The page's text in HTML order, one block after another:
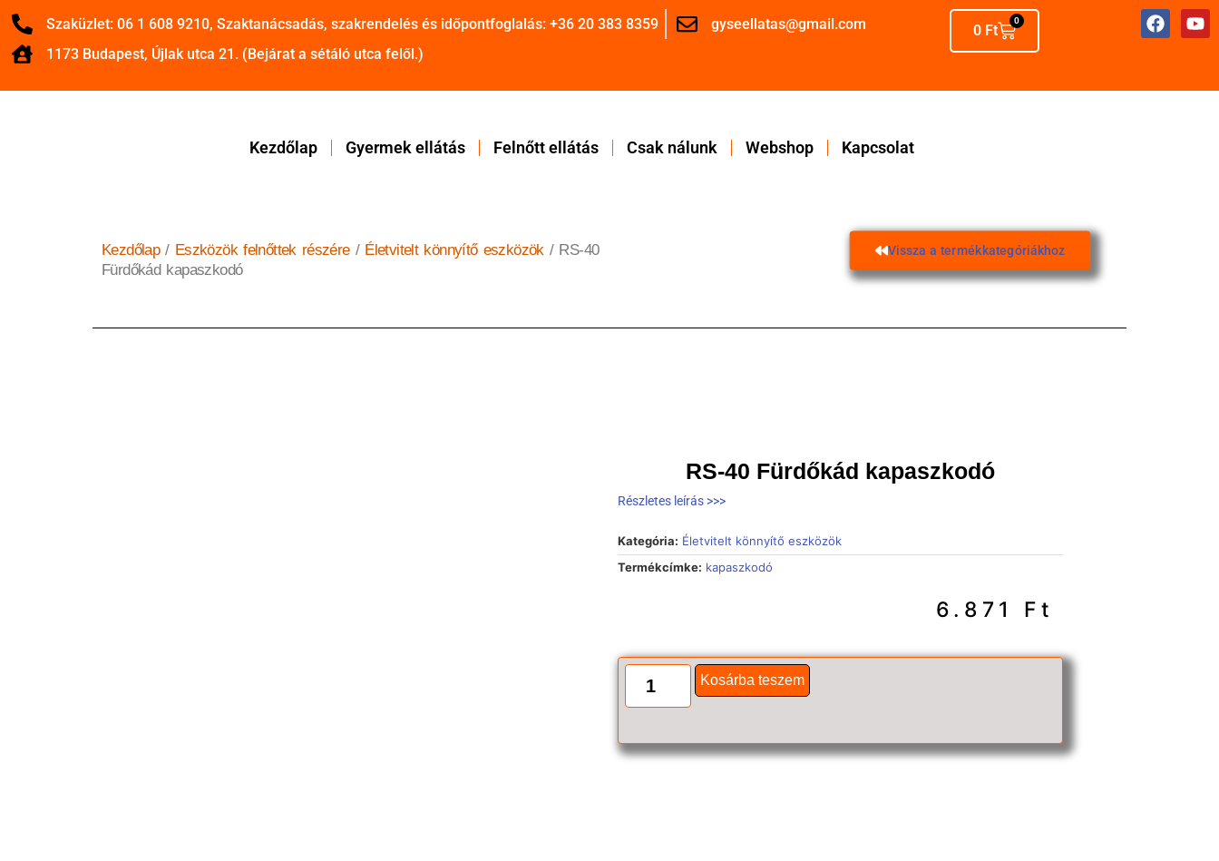
Szaküzlet: 06 1 608 9210, Szaktanácsadás, szakrendelés és időpontfoglalás: +36 20 383 8359
gyseellatas@gmail.com
1173 Budapest, Újlak utca 21. (Bejárat a sétáló utca felől.)
0 Ft
0
Kezdőlap Gyermek ellátás Felnőtt ellátás Csak nálunk Webshop Kapcsolat
Kezdőlap/ Eszközök felnőttek részére/ Életvitelt könnyítő eszközök/ RS-40
Fürdőkád kapaszkodó
Vissza a termékkategóriákhoz
RS-40 Fürdőkád kapaszkodó
Részletes leírás >>>
Kategória: Életvitelt könnyítő eszközök
Termékcímke: kapaszkodó
6.871 Ft
Kosárba teszem